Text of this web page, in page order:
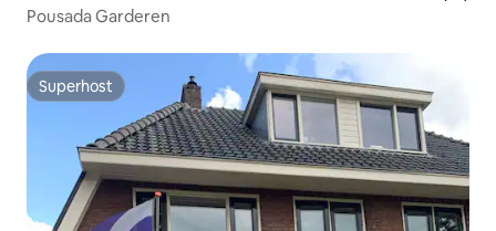
Pousada Garderen
Superhost
Superhost